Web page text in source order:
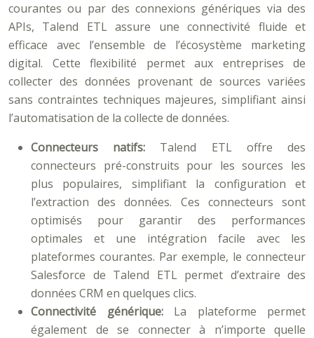
courantes ou par des connexions génériques via des
APIs, Talend ETL assure une connectivité fluide et
efficace avec l’ensemble de l’écosystème marketing
digital. Cette flexibilité permet aux entreprises de
collecter des données provenant de sources variées
sans contraintes techniques majeures, simplifiant ainsi
l’automatisation de la collecte de données.
Connecteurs natifs: Talend ETL offre des
connecteurs pré-construits pour les sources les
plus populaires, simplifiant la configuration et
l’extraction des données. Ces connecteurs sont
optimisés pour garantir des performances
optimales et une intégration facile avec les
plateformes courantes. Par exemple, le connecteur
Salesforce de Talend ETL permet d’extraire des
données CRM en quelques clics.
Connectivité générique: La plateforme permet
également de se connecter à n’importe quelle